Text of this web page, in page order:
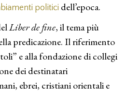
politici dell’epoca.
Liber de fine, il tema più
predicazione. Il riferimento
e alla fondazione di collegi
dei destinatari
ebrei, cristiani orientali e